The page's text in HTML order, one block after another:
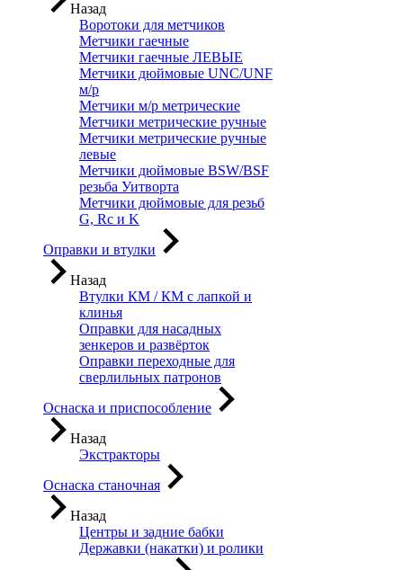
Назад
Воротоки для метчиков
Метчики гаечные
Метчики гаечные ЛЕВЫЕ
Метчики дюймовые UNC/UNF
м/р
Метчики м/р метрические
Метчики метрические ручные
Метчики метрические ручные
левые
Метчики дюймовые BSW/BSF
резьба Уитворта
Метчики дюймовые для резьб
G, Rc и K
Оправки и втулки
Назад
Втулки КМ / КМ с лапкой и
клинья
Оправки для насадных
зенкеров и развёрток
Оправки переходные для
сверлильных патронов
Оснаска и приспособление
Назад
Экстракторы
Оснаска станочная
Назад
Центры и задние бабки
Державки (накатки) и ролики